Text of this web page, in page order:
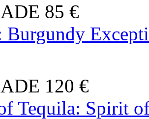
85 €
Burgundy
120 €
Tequila: Spirit